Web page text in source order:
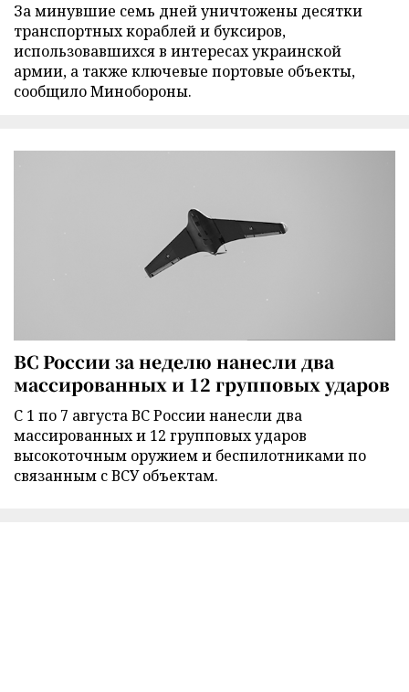
За минувшие семь дней уничтожены десятки
транспортных кораблей и буксиров,
использовавшихся в интересах украинской
армии, а также ключевые портовые объекты,
сообщило Минобороны.
ВС России за неделю нанесли два
массированных и 12 групповых ударов
С 1 по 7 августа ВС России нанесли два
массированных и 12 групповых ударов
высокоточным оружием и беспилотниками по
связанным с ВСУ объектам.